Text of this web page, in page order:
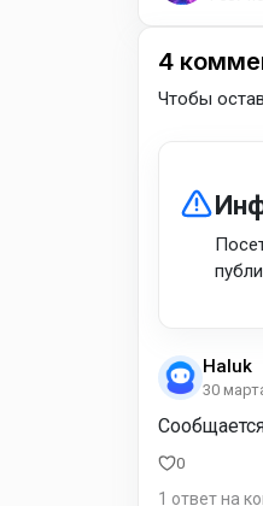
4
Чтобы
Haluk
30
0
1 ответ на